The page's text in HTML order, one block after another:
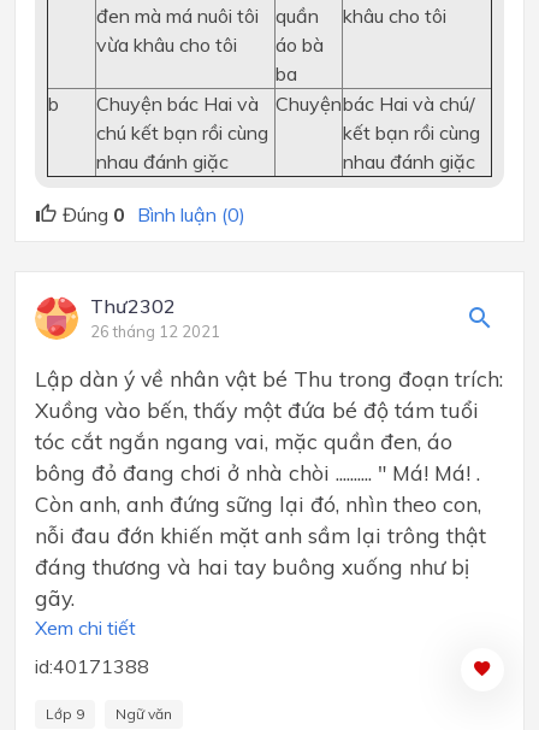
đen mà má nuôi tôi
vừa khâu cho tôi
quần
áo bà
ba
khâu cho tôi
b
Chuyện bác Hai và
chú kết bạn rồi cùng
nhau đánh giặc
Chuyệnbác Hai và chú/
kết bạn rồi cùng
nhau đánh giặc
Đúng 0 Bình luận (0)
Thư2302
26 tháng 12 2021
Lập dàn ý về nhân vật bé Thu trong đoạn trích:
Xuồng vào bến, thấy một đứa bé độ tám tuổi
tóc cắt ngắn ngang vai, mặc quần đen, áo
bông đỏ đang chơi ở nhà chòi .......... " Má! Má! .
Còn anh, anh đứng sững lại đó, nhìn theo con,
nỗi đau đớn khiến mặt anh sầm lại trông thật
đáng thương và hai tay buông xuống như bị
gãy.
Xem chi tiết
id:40171388
Lớp 9 Ngữ văn